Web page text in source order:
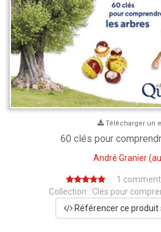
Télécharger un
60 clés pour
André Granier
1
Collection : Clés pour
Référencer ce produit